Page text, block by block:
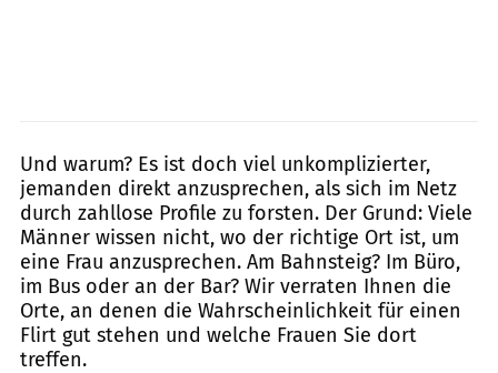
Und warum? Es ist doch viel unkomplizierter,
jemanden direkt anzusprechen, als sich im Netz
durch zahllose Profile zu forsten. Der Grund: Viele
Männer wissen nicht, wo der richtige Ort ist, um
eine Frau anzusprechen. Am Bahnsteig? Im Büro,
im Bus oder an der Bar? Wir verraten Ihnen die
Orte, an denen die Wahrscheinlichkeit für einen
Flirt gut stehen und welche Frauen Sie dort
treffen.